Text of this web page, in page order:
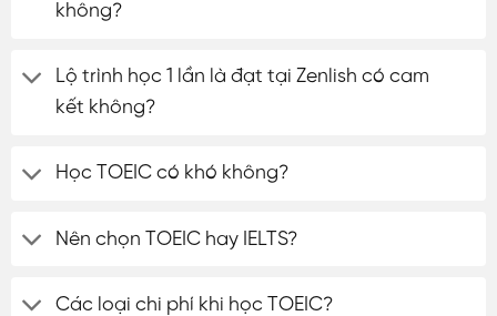
không?
Lộ trình học 1 lần là đạt tại Zenlish có cam
kết không?
Học TOEIC có khó không?
Nên chọn TOEIC hay IELTS?
Các loại chi phí khi học TOEIC?